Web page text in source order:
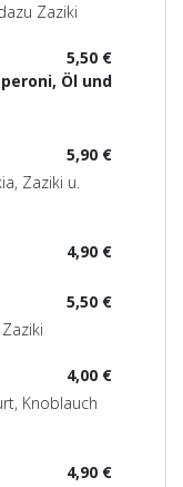
Zaziki
5,50 €
Öl und
5,90 €
Zaziki u.
4,90 €
5,50 €
4,00 €
Knoblauch
4,90 €